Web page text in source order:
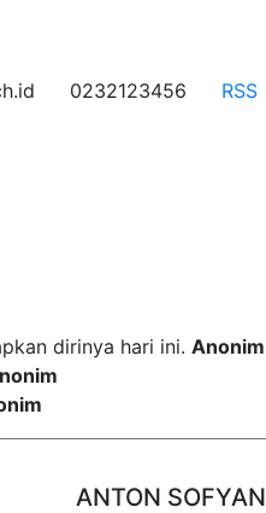
0232123456 RSS
dirinya hari ini. Anonim
ANTON SOFYAN